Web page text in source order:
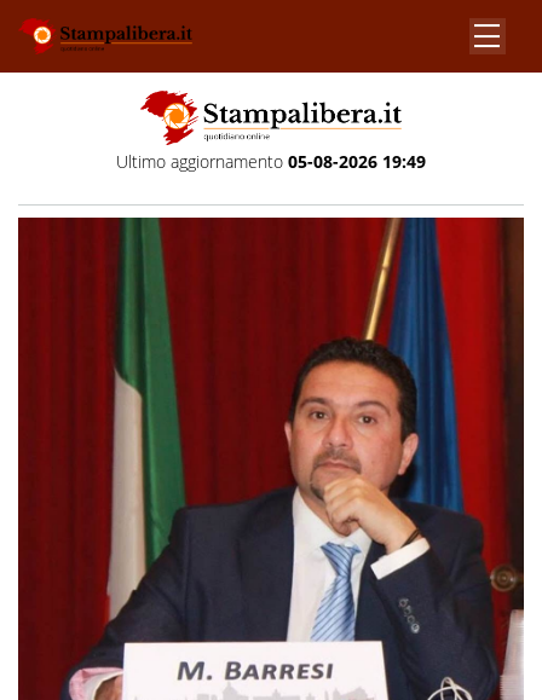
Ultimo aggiornamento 05-08-2026 19:49